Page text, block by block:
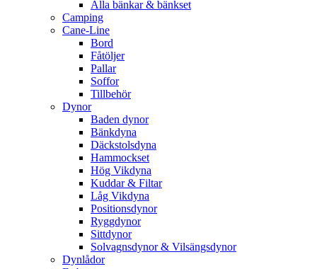
Alla bänkar & bänkset
Camping
Cane-Line
Bord
Fåtöljer
Pallar
Soffor
Tillbehör
Dynor
Baden dynor
Bänkdyna
Däckstolsdyna
Hammockset
Hög Vikdyna
Kuddar & Filtar
Låg Vikdyna
Positionsdynor
Ryggdynor
Sittdynor
Solvagnsdynor & Vilsängsdynor
Dynlådor